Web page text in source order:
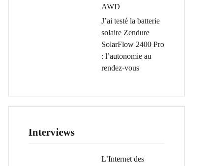
AWD
J’ai testé la batterie
solaire Zendure
SolarFlow 2400 Pro
: l’autonomie au
rendez-vous
Interviews
L’Internet des